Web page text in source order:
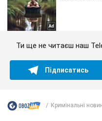
Ти ще не читаєш наш
Підписатись
Кримінальні